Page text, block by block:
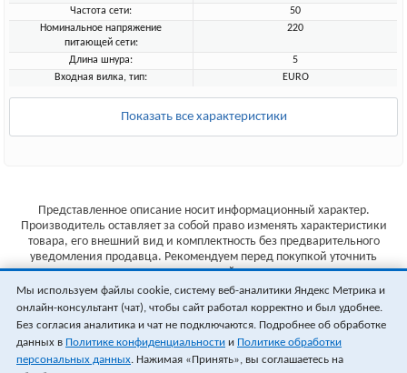
Частота сети:
50
Номинальное напряжение
питающей сети:
220
Длина шнура:
5
Входная вилка, тип:
EURO
Показать все характеристики
Представленное описание носит информационный характер.
Производитель оставляет за собой право изменять характеристики
товара, его внешний вид и комплектность без предварительного
уведомления продавца. Рекомендуем перед покупкой уточнить
характеристики товара на сайте производителя.
Указанные цены не являются публичной офертой (ст.435 ГК РФ).
Стоимость и наличие товара уточняйте у менеджера.
Мы используем файлы cookie, систему веб-аналитики Яндекс Метрика и
онлайн-консультант (чат), чтобы сайт работал корректно и был удобнее.
Без согласия аналитика и чат не подключаются. Подробнее об обработке
данных в Политике конфиденциальности и Политике обработки
персональных данных. Нажимая «Принять», вы соглашаетесь на